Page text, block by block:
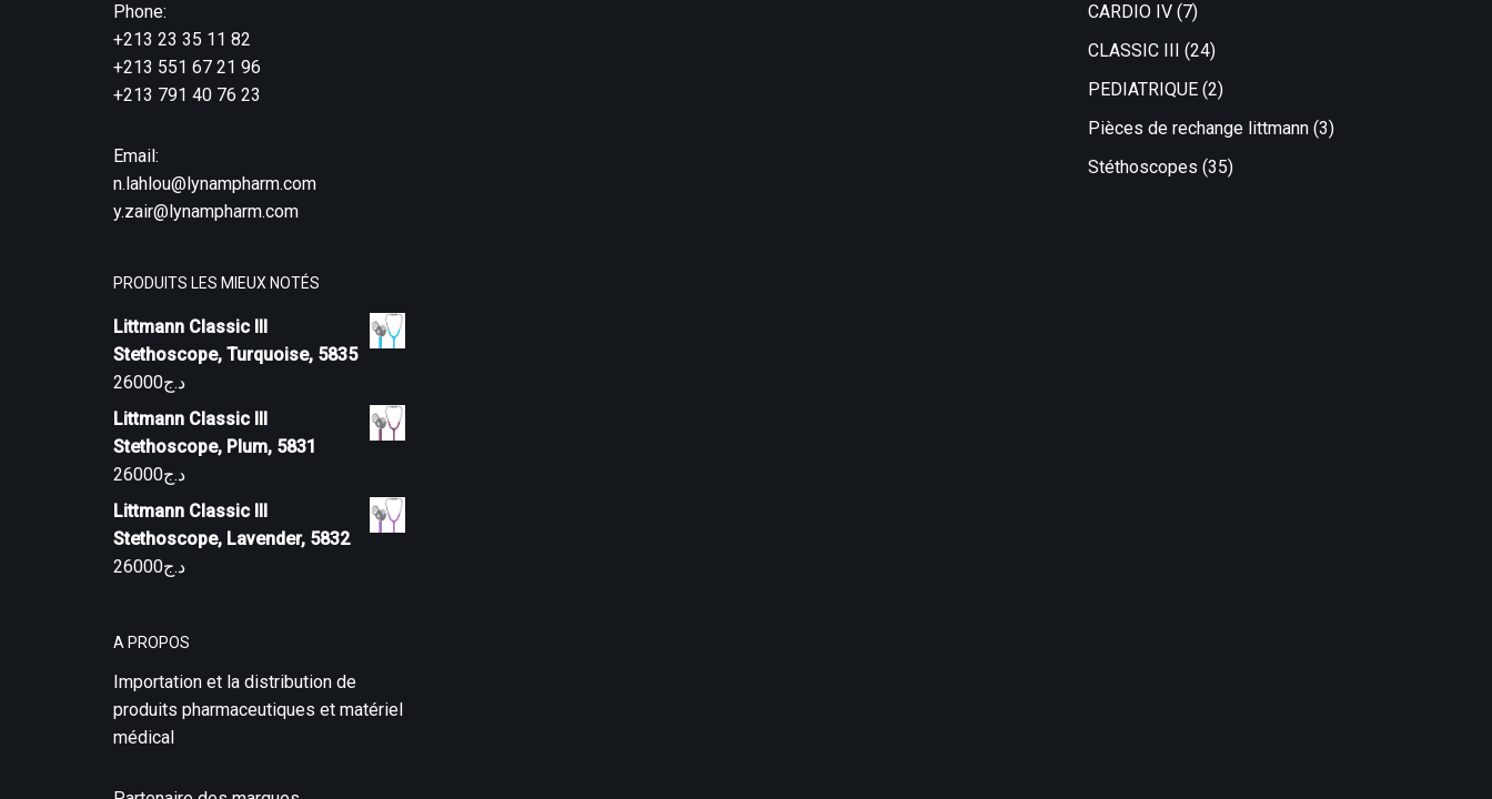
Phone:
+213 23 35 11 82
+213 551 67 21 96
+213 791 40 76 23
Email:
n.lahlou@lynampharm.com
y.zair@lynampharm.com
PRODUITS LES MIEUX NOTÉS
Littmann Classic III
Stethoscope, Turquoise, 5835
د.ج26000
Littmann Classic III
Stethoscope, Plum, 5831
د.ج26000
Littmann Classic III
Stethoscope, Lavender, 5832
د.ج26000
A PROPOS
Importation et la distribution de
produits pharmaceutiques et matériel
médical
CARDIO IV (7)
CLASSIC III (24)
PEDIATRIQUE (2)
Pièces de rechange littmann (3)
Stéthoscopes (35)